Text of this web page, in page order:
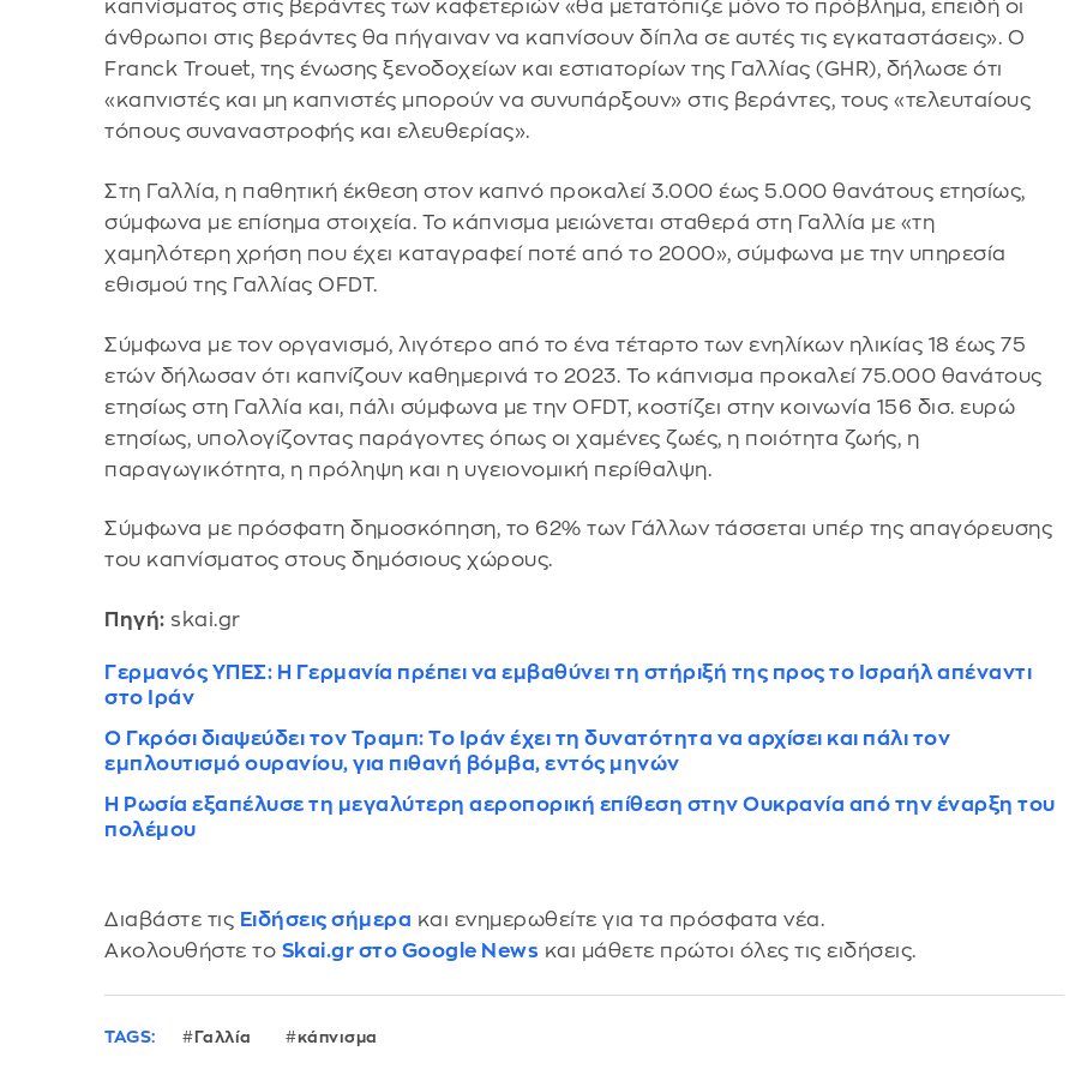
καπνίσματος στις βεράντες των καφετεριών «θα μετατόπιζε μόνο το πρόβλημα, επειδή οι
άνθρωποι στις βεράντες θα πήγαιναν να καπνίσουν δίπλα σε αυτές τις εγκαταστάσεις». Ο
Franck Trouet, της ένωσης ξενοδοχείων και εστιατορίων της Γαλλίας (GHR), δήλωσε ότι
«καπνιστές και μη καπνιστές μπορούν να συνυπάρξουν» στις βεράντες, τους «τελευταίους
τόπους συναναστροφής και ελευθερίας».
Στη Γαλλία, η παθητική έκθεση στον καπνό προκαλεί 3.000 έως 5.000 θανάτους ετησίως,
σύμφωνα με επίσημα στοιχεία. Το κάπνισμα μειώνεται σταθερά στη Γαλλία με «τη
χαμηλότερη χρήση που έχει καταγραφεί ποτέ από το 2000», σύμφωνα με την υπηρεσία
εθισμού της Γαλλίας OFDT.
Σύμφωνα με τον οργανισμό, λιγότερο από το ένα τέταρτο των ενηλίκων ηλικίας 18 έως 75
ετών δήλωσαν ότι καπνίζουν καθημερινά το 2023. Το κάπνισμα προκαλεί 75.000 θανάτους
ετησίως στη Γαλλία και, πάλι σύμφωνα με την OFDT, κοστίζει στην κοινωνία 156 δισ. ευρώ
ετησίως, υπολογίζοντας παράγοντες όπως οι χαμένες ζωές, η ποιότητα ζωής, η
παραγωγικότητα, η πρόληψη και η υγειονομική περίθαλψη.
Σύμφωνα με πρόσφατη δημοσκόπηση, το 62% των Γάλλων τάσσεται υπέρ της απαγόρευσης
του καπνίσματος στους δημόσιους χώρους.
Πηγή: skai.gr
Γερμανός ΥΠΕΣ: Η Γερμανία πρέπει να εμβαθύνει τη στήριξή της προς το Ισραήλ απέναντι
στο Ιράν
Ο Γκρόσι διαψεύδει τον Τραμπ: Το Ιράν έχει τη δυνατότητα να αρχίσει και πάλι τον
εμπλουτισμό ουρανίου, για πιθανή βόμβα, εντός μηνών
Η Ρωσία εξαπέλυσε τη μεγαλύτερη αεροπορική επίθεση στην Ουκρανία από την έναρξη του
πολέμου
Διαβάστε τις Ειδήσεις σήμερα και ενημερωθείτε για τα πρόσφατα νέα.
Ακολουθήστε το Skai.gr στο Google News και μάθετε πρώτοι όλες τις ειδήσεις.
TAGS: Γαλλία κάπνισμα